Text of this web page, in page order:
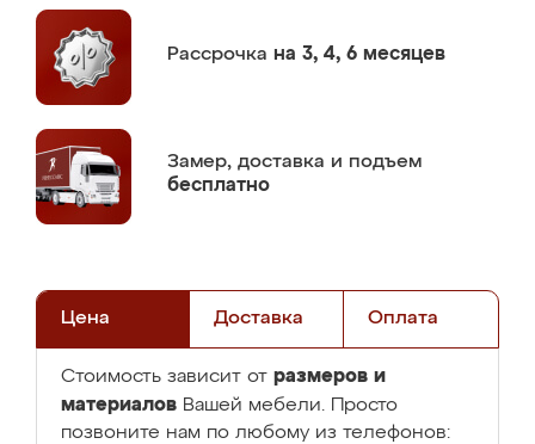
Рассрочка на 3, 4, 6 месяцев
Замер, доставка и подъем
бесплатно
Цена Доставка Оплата
Стоимость зависит от размеров и
материалов Вашей мебели. Просто
позвоните нам по любому из телефонов: